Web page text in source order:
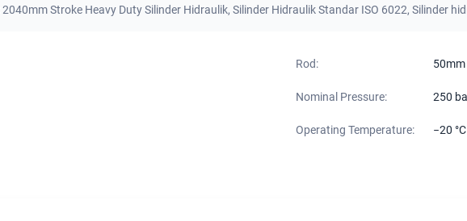
2040mm Stroke Heavy Duty Silinder Hidraulik, Silinder Hidraulik Standar ISO 6022, Silinder
Rod: 50mm
Nominal Pressure: 250
Operating Temperature: −20